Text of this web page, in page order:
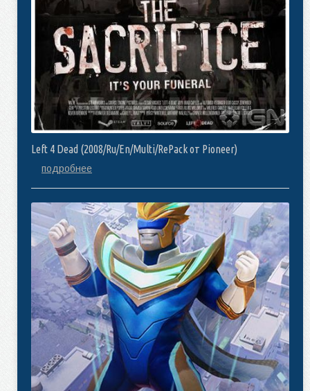
Left 4 Dead (2008/Ru/En/Multi/RePack от Pioneer)
подробнее